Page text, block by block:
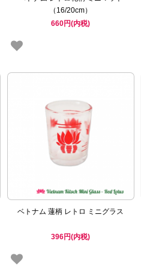
（16/20cm）
660円(内税)
ベトナム 蓮柄 レトロ ミニグラス
396円(内税)